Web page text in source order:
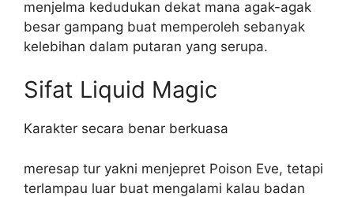
menjelma kedudukan dekat mana agak-agak
besar gampang buat memperoleh sebanyak
kelebihan dalam putaran yang serupa.
Sifat Liquid Magic
Karakter secara benar berkuasa
meresap tur yakni menjepret Poison Eve, tetapi
terlampau luar buat mengalami kalau badan